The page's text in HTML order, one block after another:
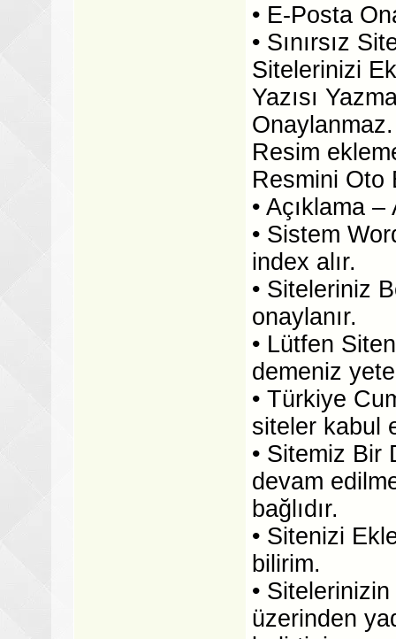
• E-Posta
• Sınırsız
Sitelerinizi
Yazısı
Onaylanmaz.
Resim
Resmini Oto
• Açıklama
• Sistem
index alır.
• Siteleriniz
onaylanır.
• Lütfen
demeniz
• Türkiye
siteler kabul
• Sitemiz Bir
devam
bağlıdır.
• Sitenizi
bilirim.
•
üzerinden